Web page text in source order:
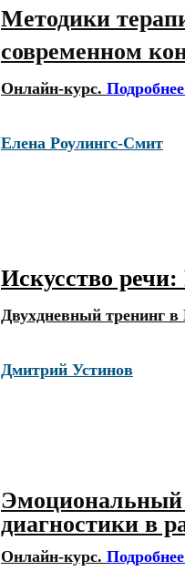
Методики
современном
Онлайн-курс.
Елена Роулингс-Смит
Искусство
Двухдневный тренинг в
Дмитрий Устинов
Эмоциональный
диагностики в
Онлайн-курс.